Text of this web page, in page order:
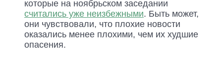
которые на ноябрьском заседании
считались уже неизбежными. Быть может,
они чувствовали, что плохие новости
оказались менее плохими, чем их худшие
опасения.